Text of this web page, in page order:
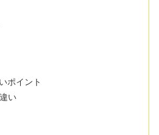
ポイント
い